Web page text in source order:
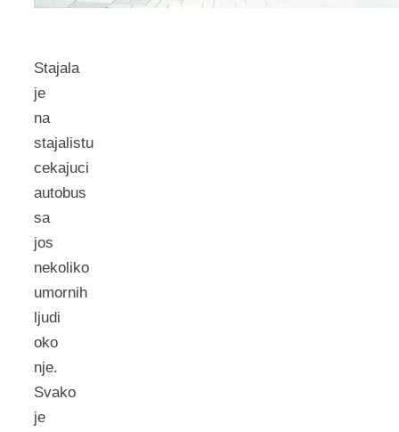
Stajala
je
na
stajalistu
cekajuci
autobus
sa
jos
nekoliko
umornih
ljudi
oko
nje.
Svako
je